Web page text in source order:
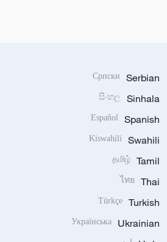
Serbian
Српски
Sinhala
සිංහල
Spanish
Español
Swahili
Kiswahili
Tamil
தமிழ்
Thai
ไทย
Turkish
Türkçe
Ukrainian
Українська